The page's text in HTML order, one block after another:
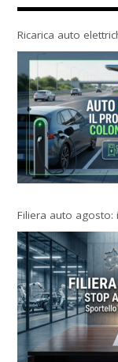
Ricarica auto
Filiera auto agosto: